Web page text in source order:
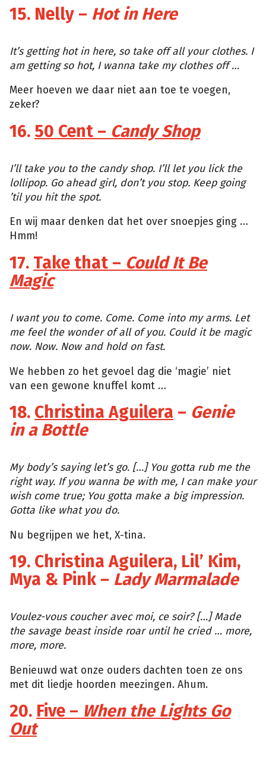
15. Nelly – Hot in Here
It’s getting hot in here, so take off all your clothes. I
am getting so hot, I wanna take my clothes off …
Meer hoeven we daar niet aan toe te voegen,
zeker?
16. 50 Cent – Candy Shop
I’ll take you to the candy shop. I’ll let you lick the
lollipop. Go ahead girl, don’t you stop. Keep going
’til you hit the spot.
En wij maar denken dat het over snoepjes ging …
Hmm!
17. Take that – Could It Be
Magic
I want you to come. Come. Come into my arms. Let
me feel the wonder of all of you. Could it be magic
now. Now. Now and hold on fast.
We hebben zo het gevoel dag die ‘magie’ niet
van een gewone knuffel komt …
18. Christina Aguilera – Genie
in a Bottle
My body’s saying let’s go. […] You gotta rub me the
right way. If you wanna be with me, I can make your
wish come true; You gotta make a big impression.
Gotta like what you do.
Nu begrijpen we het, X-tina.
19. Christina Aguilera, Lil’ Kim,
Mya & Pink – Lady Marmalade
Voulez-vous coucher avec moi, ce soir? […] Made
the savage beast inside roar until he cried … more,
more, more.
Benieuwd wat onze ouders dachten toen ze ons
met dit liedje hoorden meezingen. Ahum.
20. Five – When the Lights Go
Out